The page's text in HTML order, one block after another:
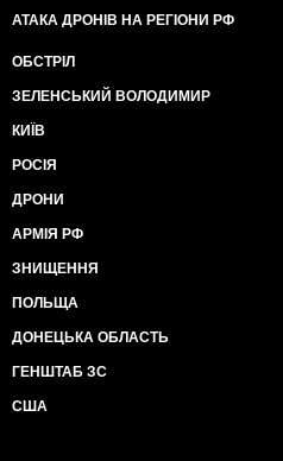
АТАКА ДРОНІВ НА РЕГІОНИ РФ
ОБСТРІЛ
ЗЕЛЕНСЬКИЙ ВОЛОДИМИР
КИЇВ
РОСІЯ
ДРОНИ
АРМІЯ РФ
ЗНИЩЕННЯ
ПОЛЬЩА
ДОНЕЦЬКА ОБЛАСТЬ
ГЕНШТАБ ЗС
США